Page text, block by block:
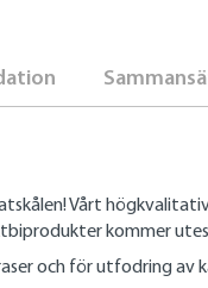
Vårt
kommer
och för utfodring